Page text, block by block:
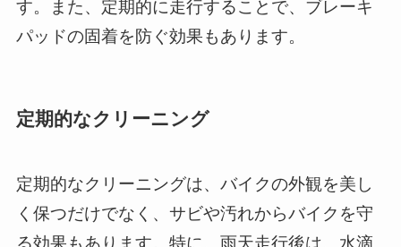
す。また、定期的に走行することで、ブレーキ
パッドの固着を防ぐ効果もあります。
定期的なクリーニング
定期的なクリーニングは、バイクの外観を美し
く保つだけでなく、サビや汚れからバイクを守
る効果もあります。特に、雨天走行後は、水滴